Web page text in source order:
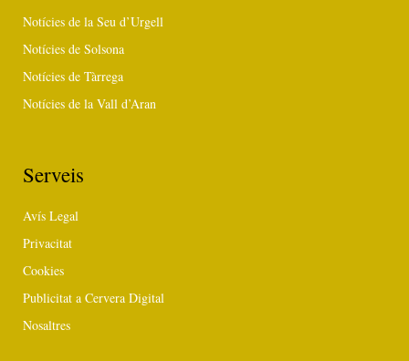
Notícies de la Seu d’Urgell
Notícies de Solsona
Notícies de Tàrrega
Notícies de la Vall d’Aran
Serveis
Avís Legal
Privacitat
Cookies
Publicitat a Cervera Digital
Nosaltres